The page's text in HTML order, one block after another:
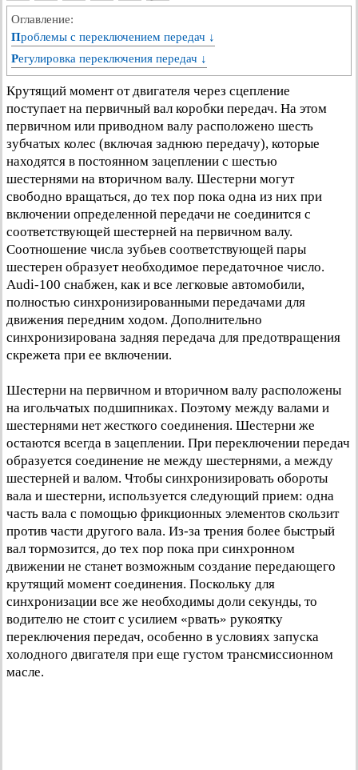
Оглавление:
Проблемы с переключением передач ↓
Регулировка переключения передач ↓
Крутящий момент от двигателя через сцепление
поступает на первичный вал коробки передач. На этом
первичном или приводном валу расположено шесть
зубчатых колес (включая заднюю передачу), которые
находятся в постоянном зацеплении с шестью
шестернями на вторичном валу. Шестерни могут
свободно вращаться, до тех пор пока одна из них при
включении определенной передачи не соединится с
соответствующей шестерней на первичном валу.
Соотношение числа зубьев соответствующей пары
шестерен образует необходимое передаточное число.
Audi-100 снабжен, как и все легковые автомобили,
полностью синхронизированными передачами для
движения передним ходом. Дополнительно
синхронизирована задняя передача для предотвращения
скрежета при ее включении.
Шестерни на первичном и вторичном валу расположены
на игольчатых подшипниках. Поэтому между валами и
шестернями нет жесткого соединения. Шестерни же
остаются всегда в зацеплении. При переключении передач
образуется соединение не между шестернями, а между
шестерней и валом. Чтобы синхронизировать обороты
вала и шестерни, используется следующий прием: одна
часть вала с помощью фрикционных элементов скользит
против части другого вала. Из-за трения более быстрый
вал тормозится, до тех пор пока при синхронном
движении не станет возможным создание передающего
крутящий момент соединения. Поскольку для
синхронизации все же необходимы доли секунды, то
водителю не стоит с усилием «рвать» рукоятку
переключения передач, особенно в условиях запуска
холодного двигателя при еще густом трансмиссионном
масле.